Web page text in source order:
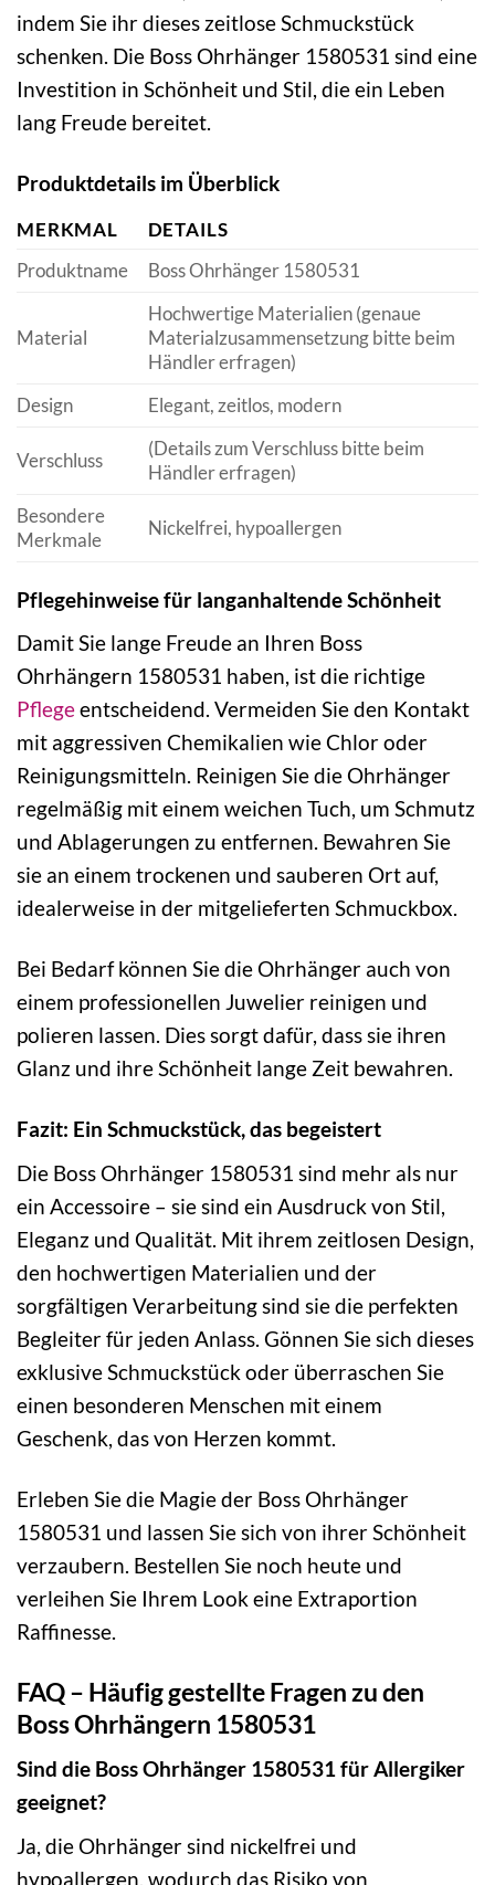
indem Sie ihr dieses zeitlose Schmuckstück
schenken. Die Boss Ohrhänger 1580531 sind eine
Investition in Schönheit und Stil, die ein Leben
lang Freude bereitet.
Produktdetails im Überblick
MERKMAL
DETAILS
Produktname
Boss Ohrhänger 1580531
Material
Hochwertige Materialien (genaue
Materialzusammensetzung bitte beim
Händler erfragen)
Design
Elegant, zeitlos, modern
Verschluss
(Details zum Verschluss bitte beim
Händler erfragen)
Besondere
Merkmale
Nickelfrei, hypoallergen
Pflegehinweise für langanhaltende Schönheit
Damit Sie lange Freude an Ihren Boss
Ohrhängern 1580531 haben, ist die richtige
Pflegeentscheidend. Vermeiden Sie den Kontakt
mit aggressiven Chemikalien wie Chlor oder
Reinigungsmitteln. Reinigen Sie die Ohrhänger
regelmäßig mit einem weichen Tuch, um Schmutz
und Ablagerungen zu entfernen. Bewahren Sie
sie an einem trockenen und sauberen Ort auf,
idealerweise in der mitgelieferten Schmuckbox.
Bei Bedarf können Sie die Ohrhänger auch von
einem professionellen Juwelier reinigen und
polieren lassen. Dies sorgt dafür, dass sie ihren
Glanz und ihre Schönheit lange Zeit bewahren.
Fazit: Ein Schmuckstück, das begeistert
Die Boss Ohrhänger 1580531 sind mehr als nur
ein Accessoire – sie sind ein Ausdruck von Stil,
Eleganz und Qualität. Mit ihrem zeitlosen Design,
den hochwertigen Materialien und der
sorgfältigen Verarbeitung sind sie die perfekten
Begleiter für jeden Anlass. Gönnen Sie sich dieses
exklusive Schmuckstück oder überraschen Sie
einen besonderen Menschen mit einem
Geschenk, das von Herzen kommt.
Erleben Sie die Magie der Boss Ohrhänger
1580531 und lassen Sie sich von ihrer Schönheit
verzaubern. Bestellen Sie noch heute und
verleihen Sie Ihrem Look eine Extraportion
Raffinesse.
FAQ – Häufig gestellte Fragen zu den
Boss Ohrhängern 1580531
Sind die Boss Ohrhänger 1580531 für Allergiker
geeignet?
Ja, die Ohrhänger sind nickelfrei und
hypoallergen, wodurch das Risiko von